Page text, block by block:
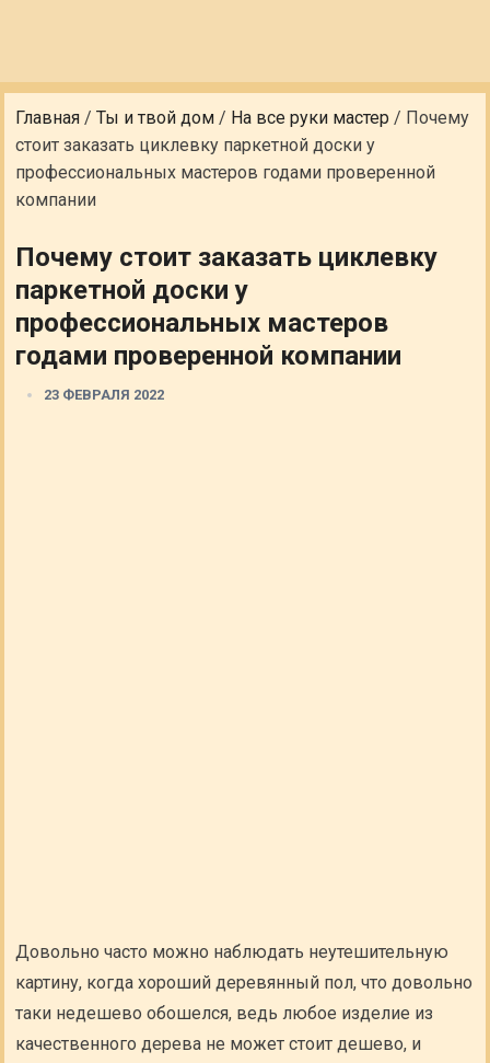
Главная /Ты и твой дом / На все руки мастер / Почему
стоит заказать циклевку паркетной доски у
профессиональных мастеров годами проверенной
компании
Почему стоит заказать циклевку
паркетной доски у
профессиональных мастеров
годами проверенной компании
23 ФЕВРАЛЯ 2022
Довольно часто можно наблюдать неутешительную
картину, когда хороший деревянный пол, что довольно
таки недешево обошелся, ведь любое изделие из
качественного дерева не может стоит дешево, и